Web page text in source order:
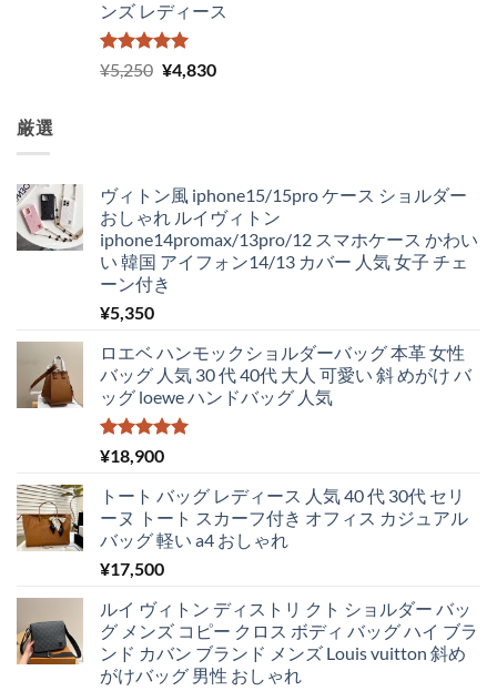
ンズ レディース
5段階中
5.00
の評価
¥5,250 元
¥5,250
で
し
た。
¥4,830現
¥4,830
で
す。
厳選
ヴィトン風 iphone15/15pro ケース ショルダー
おしゃれ ルイヴィトン
iphone14promax/13pro/12 スマホケース かわい
い 韓国 アイフォン14/13 カバー 人気 女子 チェ
ーン付き
¥5,350
ロエベ ハンモックショルダーバッグ 本革 女性
バッグ 人気 30 代 40代 大人 可愛い 斜 めがけ バ
ッグ loewe ハンドバッグ 人気
5段階中
5.00の評価
¥18,900
トート バッグ レディース 人気 40 代 30代 セリ
ーヌ トート スカーフ付き オフィス カジュアル
バッグ 軽い a4 おしゃれ
¥17,500
ルイ ヴィトン ディストリ クト ショルダー バッ
グ メンズ コピー クロス ボディ バッグ ハイ ブラ
ンド カバン ブランド メンズ Louis vuitton 斜め
がけバッグ 男性 おしゃれ